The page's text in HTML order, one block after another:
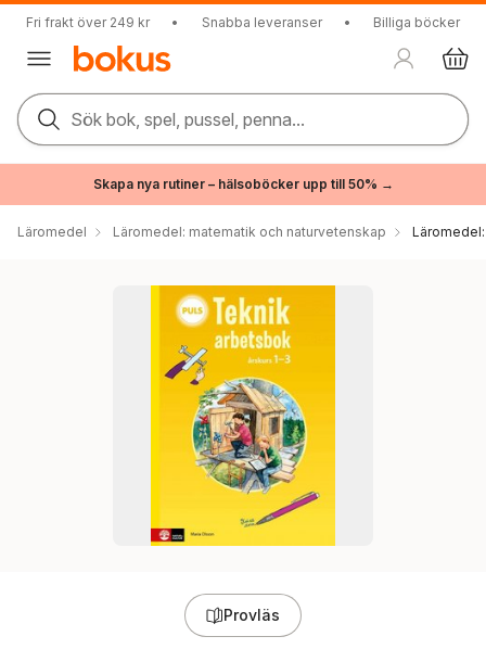
Fri frakt över 249 kr • Snabba leveranser • Billiga böcker
Sök bok, spel, pussel, penna...
Skapa nya rutiner – hälsoböcker upp till 50% →
Läromedel Läromedel: matematik och naturvetenskap
Provläs